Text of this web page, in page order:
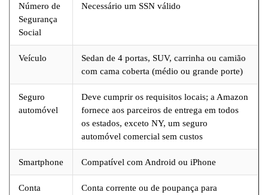
Número de
Segurança
Social
Necessário um SSN válido
Veículo
Sedan de 4 portas, SUV, carrinha ou camião
com cama coberta (médio ou grande porte)
Seguro
automóvel
Deve cumprir os requisitos locais; a Amazon
fornece aos parceiros de entrega em todos
os estados, exceto NY, um seguro
automóvel comercial sem custos
Smartphone Compatível com Android ou iPhone
Conta
Conta corrente ou de poupança para